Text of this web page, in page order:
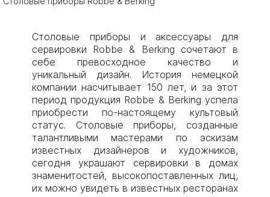
Столовые приборы и аксессуары для
сервировки Robbe & Berking сочетают в
себе превосходное качество и
уникальный дизайн. История немецкой
компании насчитывает 150 лет, и за этот
период продукция Robbe & Berking успела
приобрести по-настоящему культовый
статус. Столовые приборы, созданные
талантливыми мастерами по эскизам
известных дизайнеров и художников,
сегодня украшают сервировки в домах
знаменитостей, высокопоставленных лиц,
их можно увидеть в известных ресторанах